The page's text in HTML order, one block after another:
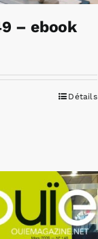
– ebook
Détails